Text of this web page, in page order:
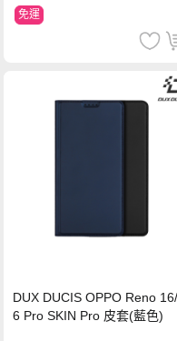
免運
DUX DUCIS OPPO Reno
6 Pro SKIN Pro 皮套(藍色)